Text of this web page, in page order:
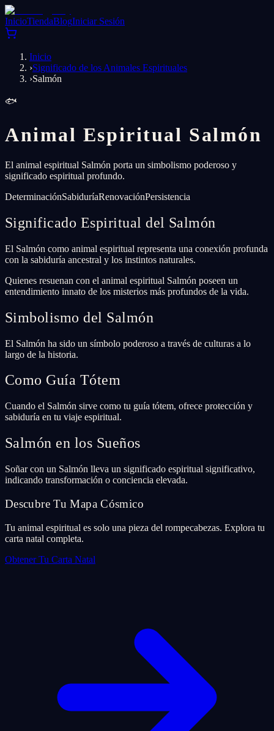
InicioTiendaBlogIniciar Sesión
Inicio
›Significado de los Animales Espirituales
›Salmón
🐟
Animal Espiritual Salmón
El animal espiritual Salmón porta un simbolismo poderoso y
significado espiritual profundo.
DeterminaciónSabiduríaRenovaciónPersistencia
Significado Espiritual del Salmón
El Salmón como animal espiritual representa una conexión profunda
con la sabiduría ancestral y los instintos naturales.
Quienes resuenan con el animal espiritual Salmón poseen un
entendimiento innato de los misterios más profundos de la vida.
Simbolismo del Salmón
El Salmón ha sido un símbolo poderoso a través de culturas a lo
largo de la historia.
Como Guía Tótem
Cuando el Salmón sirve como tu guía tótem, ofrece protección y
sabiduría en tu viaje espiritual.
Salmón en los Sueños
Soñar con un Salmón lleva un significado espiritual significativo,
indicando transformación o conciencia elevada.
Descubre Tu Mapa Cósmico
Tu animal espiritual es solo una pieza del rompecabezas. Explora tu
carta natal completa.
Obtener Tu Carta Natal